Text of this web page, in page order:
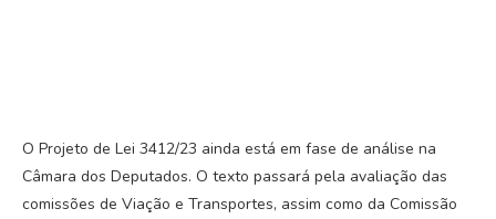
O Projeto de Lei 3412/23 ainda está em fase de análise na
Câmara dos Deputados. O texto passará pela avaliação das
comissões de Viação e Transportes, assim como da Comissão